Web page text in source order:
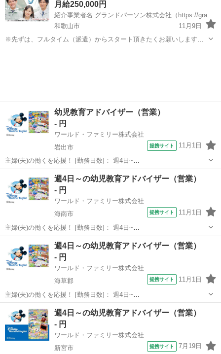
月給250,000円
紹介事業者名 グランドパーソン株式会社（https://grandperson.net/）
和歌山市
11月9日
※先ずは、フルタイム（派遣）からスタート頂きたくお願いします
幼児教育アドバイザー（営業）
- 円
ワールド・ファミリー株式会社
岩出市
提携サイト 11月1日
主婦(夫)の働くを応援！ [勤務日数]： 週4日~
10:00~17:00/10:00~16:00/10:00~15:00/09:30~14:00 [勤務地・最寄
駅]： 和歌山県岩出市 ※勤務エリア選択可 ワールド・フ...
岩出市 営業
週4日～の幼児教育アドバイザー（営業）
- 円
ワールド・ファミリー株式会社
海南市
提携サイト 11月1日
主婦(夫)の働くを応援！ [勤務日数]： 週4日~
10:00~17:00/10:00~16:00/10:00~15:00/09:30~14:00 [勤務地・最寄
駅]： 和歌山県海南市 ※勤務エリア選択可 ワールド・フ...
海南市 営業
週4日～の幼児教育アドバイザー（営業）
- 円
ワールド・ファミリー株式会社
海草郡
提携サイト 11月1日
主婦(夫)の働くを応援！ [勤務日数]： 週4日~
10:00~17:00/10:00~16:00/10:00~15:00/09:30~14:00 [勤務地・最寄
駅]： 和歌山県海草郡 ※勤務エリア選択可 ワールド・フ...
海草郡 営業
週4日～の幼児教育アドバイザー（営業）
- 円
ワールド・ファミリー株式会社
新宮市
提携サイト 7月19日